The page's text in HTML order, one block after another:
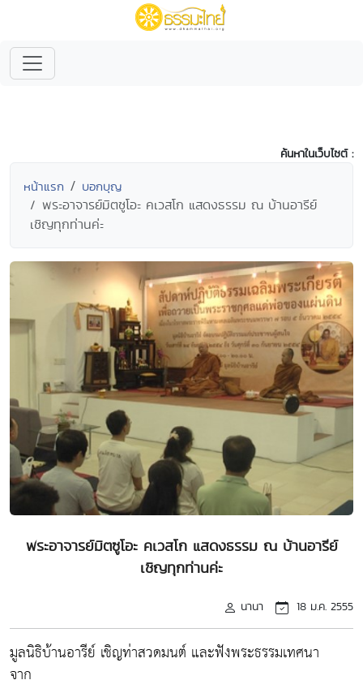
ค้นหาในเว็บไซต์ :
หน้าแรก บอกบุญ
พระอาจารย์มิตซูโอะ คเวสโก แสดงธรรม ณ บ้านอารีย์
เชิญทุกท่านค่ะ
พระอาจารย์มิตซูโอะ คเวสโก แสดงธรรม ณ บ้านอารีย์
เชิญทุกท่านค่ะ
นานา 18 ม.ค. 2555
มูลนิธิบ้านอารีย์ เชิญท่าสวดมนต์ และฟังพระธรรมเทศนา